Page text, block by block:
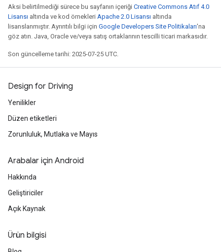
Aksi belirtilmediği sürece bu sayfanın içeriği Creative Commons Atıf 4.0
Lisansı altında ve kod örnekleri Apache 2.0 Lisansı altında
lisanslanmıştır. Ayrıntılı bilgi için Google Developers Site Politikaları'na
göz atın. Java, Oracle ve/veya satış ortaklarının tescilli ticari markasıdır.
Son güncelleme tarihi: 2025-07-25 UTC.
Design for Driving
Yenilikler
Düzen etiketleri
Zorunluluk, Mutlaka ve Mayıs
Arabalar için Android
Hakkında
Geliştiriciler
Açık Kaynak
Ürün bilgisi